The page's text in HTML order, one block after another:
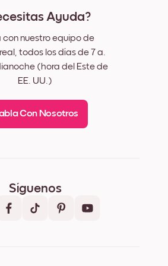
Ayuda?
con nuestro equipo de
todos los días de 7 a.
(hora del Este de
EE. UU.)
Con Nosotros
Síguenos